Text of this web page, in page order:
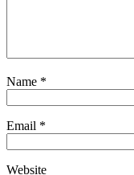
Name *
Email *
Website